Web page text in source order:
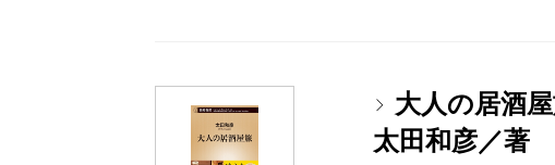
大人の居酒
太田和彦／著